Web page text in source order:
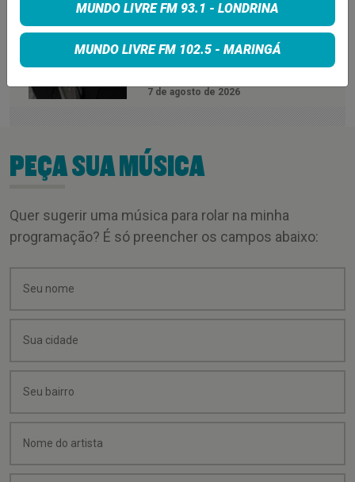
PETER KATSIS, EMPRESÁRIO DO
KORN, LIMP BIZKIT E SMASHING
PUMPKINS, MORRE AOS 69 ANOS
7 de agosto de 2026
PEÇA SUA MÚSICA
Quer sugerir uma música para rolar na minha
programação? É só preencher os campos abaixo:
MUNDO LIVRE FM 93.1 - LONDRINA
MUNDO LIVRE FM 102.5 - MARINGÁ